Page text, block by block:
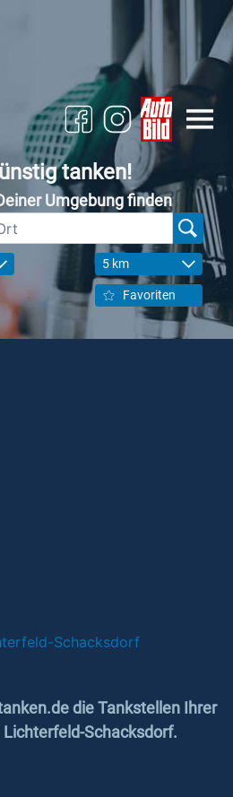
tanken!
Umgebung finden
5 km
Favoriten
Schacksdorf
die Tankstellen Ihrer
Schacksdorf.